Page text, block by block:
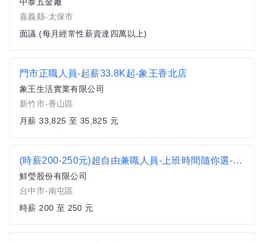
嘉義縣-太保市
面議 (每月經常性薪資達四萬以上)
門市正職人員-起薪33.8K起-象王香北店
象王生活實業有限公司
新竹市-香山區
月薪 33,825 至 35,825 元
(時薪200-250元)超自由兼職人員-上班時間隨你選-五權西店
鮮瑩股份有限公司
台中市-南屯區
時薪 200 至 250 元